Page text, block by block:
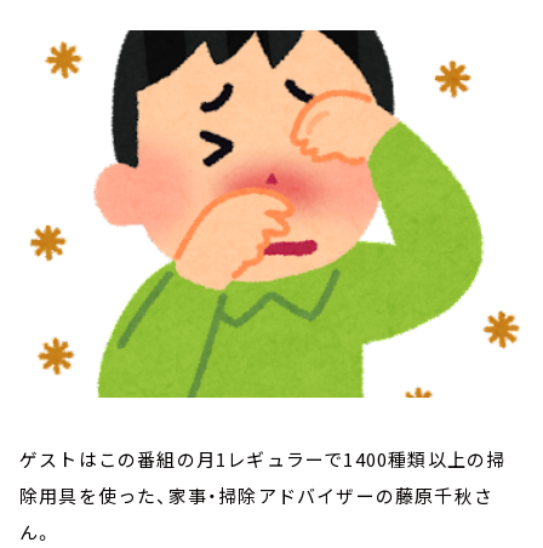
トピックス
TBS Podcast
お知らせ
イベント・グッズ
YouTube
会社情報
ゲストはこの番組の月1レギュラーで1400種類以上の掃
除用具を使った、家事・掃除アドバイザーの藤原千秋さ
ん。